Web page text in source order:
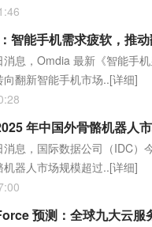
智能手机需求疲软，推
息，Omdia 最新《智能手
向翻新智能手机市场..[详细]
年中国外骨骼机器人
息，国际数据公司（IDC）
机器人市场规模超过..[详细]
预测：全球九大云服